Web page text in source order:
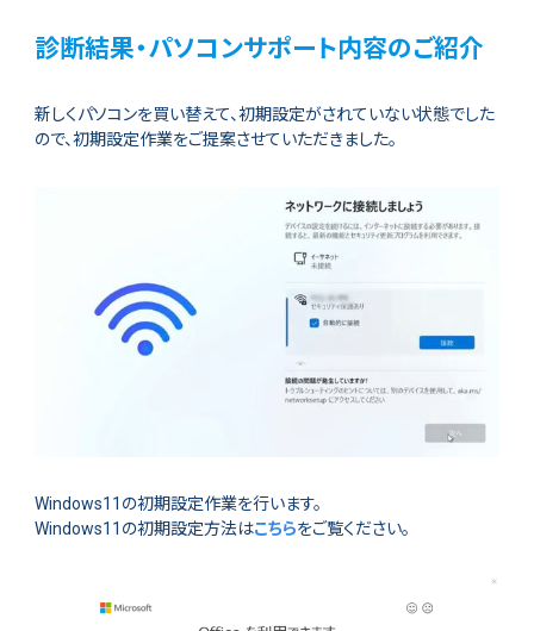
診断結果・パソコンサポート内容のご紹介
新しくパソコンを買い替えて、初期設定がされていない状態でした
ので、初期設定作業をご提案させていただきました。
Windows11の初期設定作業を行います。
Windows11の初期設定方法はこちらをご覧ください。